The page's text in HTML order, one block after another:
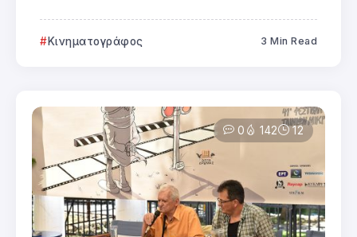
Κινηματογράφος 3 Min Read
0 142 12